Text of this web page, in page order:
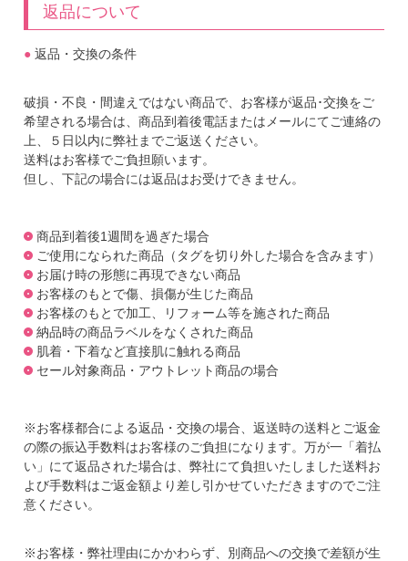
返品について
● 返品・交換の条件
破損・不良・間違えではない商品で、お客様が返品･交換をご
希望される場合は、商品到着後電話またはメールにてご連絡の
上、５日以内に弊社までご返送ください。
送料はお客様でご負担願います。
但し、下記の場合には返品はお受けできません。
商品到着後1週間を過ぎた場合
ご使用になられた商品（タグを切り外した場合を含みます）
お届け時の形態に再現できない商品
お客様のもとで傷、損傷が生じた商品
お客様のもとで加工、リフォーム等を施された商品
納品時の商品ラベルをなくされた商品
肌着・下着など直接肌に触れる商品
セール対象商品・アウトレット商品の場合
※お客様都合による返品・交換の場合、返送時の送料とご返金
の際の振込手数料はお客様のご負担になります。万が一「着払
い」にて返品された場合は、弊社にて負担いたしました送料お
よび手数料はご返金額より差し引かせていただきますのでご注
意ください。
※お客様・弊社理由にかかわらず、別商品への交換で差額が生